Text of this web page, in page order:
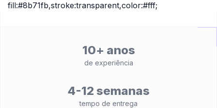
fill:#8b71fb,stroke:transparent,color:#fff;
10+ anos
de experiência
4-12 semanas
tempo de entrega